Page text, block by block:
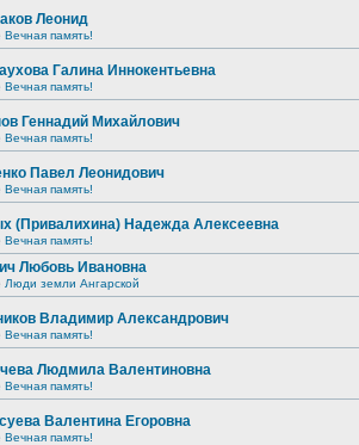
Леонид
Вечная память!
Галина Иннокентьевна
Вечная память!
Геннадий Михайлович
Вечная память!
Павел Леонидович
Вечная память!
(Привалихина) Надежда Алексеевна
Вечная память!
Любовь Ивановна
Люди земли Ангарской
Владимир Александрович
Вечная память!
Людмила Валентиновна
Вечная память!
Валентина Егоровна
Вечная память!